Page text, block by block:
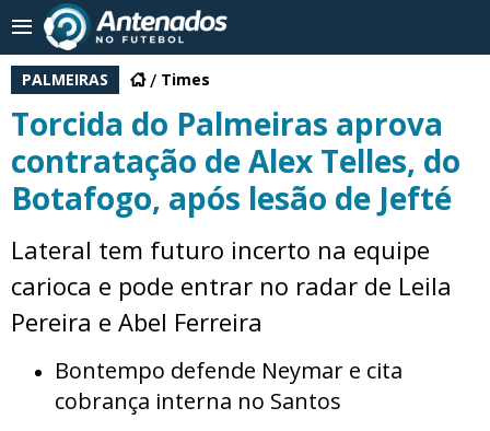
PALMEIRAS Times
Torcida do Palmeiras aprova
contratação de Alex Telles, do
Botafogo, após lesão de Jefté
Lateral tem futuro incerto na equipe
carioca e pode entrar no radar de Leila
Pereira e Abel Ferreira
Bontempo defende Neymar e cita
cobrança interna no Santos